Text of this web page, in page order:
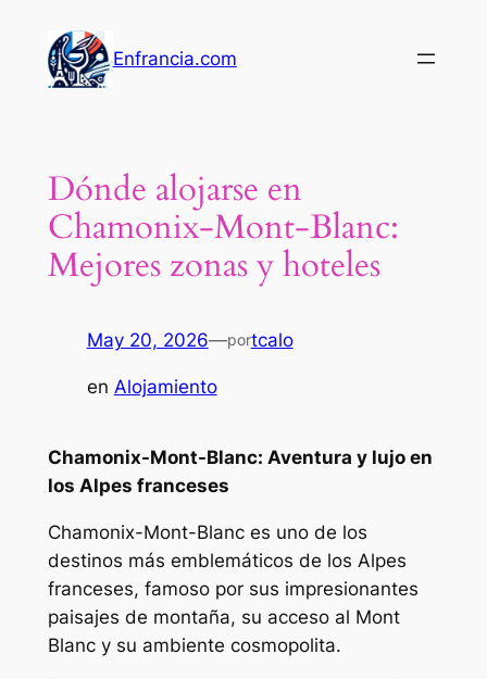
contenido
Enfrancia.com
Dónde alojarse en
Chamonix-Mont-Blanc:
Mejores zonas y hoteles
May 20, 2026—portcalo
en Alojamiento
Chamonix-Mont-Blanc: Aventura y lujo en
los Alpes franceses
Chamonix-Mont-Blanc es uno de los
destinos más emblemáticos de los Alpes
franceses, famoso por sus impresionantes
paisajes de montaña, su acceso al Mont
Blanc y su ambiente cosmopolita.